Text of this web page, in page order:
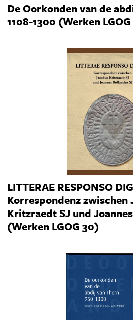
De Oorkonden van de
1108-1300 (Werken
LITTERAE RESPONSO
Korrespondenz zwischen
Kritzraedt SJ und
(Werken LGOG 30)